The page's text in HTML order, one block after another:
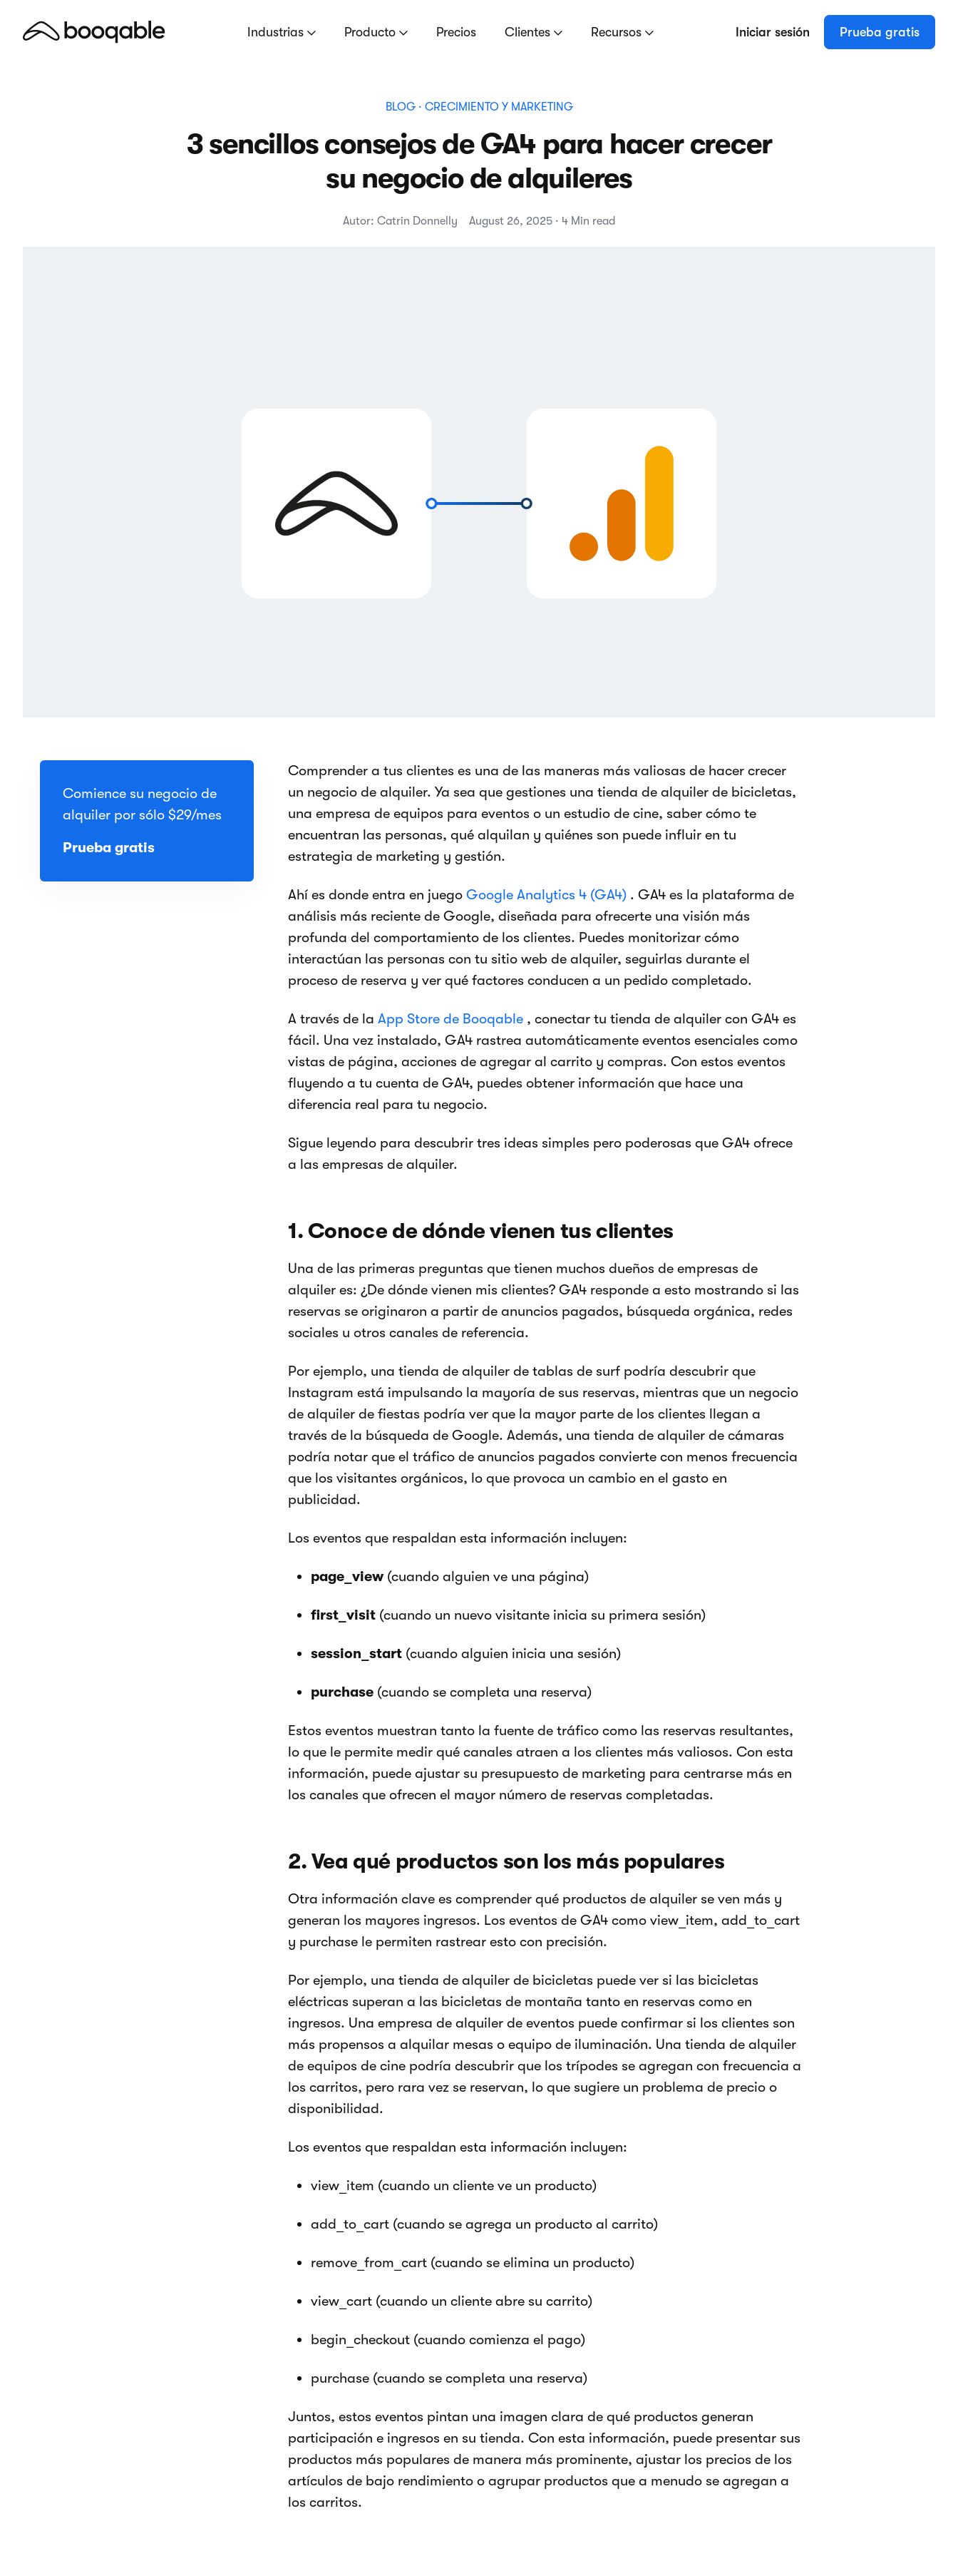
Industrias Producto Precios Clientes Recursos Iniciar sesión Prueba gratis
BLOG· CRECIMIENTO Y MARKETING
3 sencillos consejos de GA4 para hacer crecer
su negocio de alquileres
Autor: Catrin Donnelly August 26, 2025 · 4 Min read
Comience su negocio de
alquiler por sólo $29/mes
Prueba gratis
Comprender a tus clientes es una de las maneras más valiosas de hacer crecer
un negocio de alquiler. Ya sea que gestiones una tienda de alquiler de bicicletas,
una empresa de equipos para eventos o un estudio de cine, saber cómo te
encuentran las personas, qué alquilan y quiénes son puede influir en tu
estrategia de marketing y gestión.
Ahí es donde entra en juego Google Analytics 4 (GA4) . GA4 es la plataforma de
análisis más reciente de Google, diseñada para ofrecerte una visión más
profunda del comportamiento de los clientes. Puedes monitorizar cómo
interactúan las personas con tu sitio web de alquiler, seguirlas durante el
proceso de reserva y ver qué factores conducen a un pedido completado.
A través de la App Store de Booqable , conectar tu tienda de alquiler con GA4 es
fácil. Una vez instalado, GA4 rastrea automáticamente eventos esenciales como
vistas de página, acciones de agregar al carrito y compras. Con estos eventos
fluyendo a tu cuenta de GA4, puedes obtener información que hace una
diferencia real para tu negocio.
Sigue leyendo para descubrir tres ideas simples pero poderosas que GA4 ofrece
a las empresas de alquiler.
1. Conoce de dónde vienen tus clientes
Una de las primeras preguntas que tienen muchos dueños de empresas de
alquiler es: ¿De dónde vienen mis clientes? GA4 responde a esto mostrando si las
reservas se originaron a partir de anuncios pagados, búsqueda orgánica, redes
sociales u otros canales de referencia.
Por ejemplo, una tienda de alquiler de tablas de surf podría descubrir que
Instagram está impulsando la mayoría de sus reservas, mientras que un negocio
de alquiler de fiestas podría ver que la mayor parte de los clientes llegan a
través de la búsqueda de Google. Además, una tienda de alquiler de cámaras
podría notar que el tráfico de anuncios pagados convierte con menos frecuencia
que los visitantes orgánicos, lo que provoca un cambio en el gasto en
publicidad.
Los eventos que respaldan esta información incluyen:
page_view (cuando alguien ve una página)
first_visit (cuando un nuevo visitante inicia su primera sesión)
session_start (cuando alguien inicia una sesión)
purchase (cuando se completa una reserva)
Estos eventos muestran tanto la fuente de tráfico como las reservas resultantes,
lo que le permite medir qué canales atraen a los clientes más valiosos. Con esta
información, puede ajustar su presupuesto de marketing para centrarse más en
los canales que ofrecen el mayor número de reservas completadas.
2. Vea qué productos son los más populares
Otra información clave es comprender qué productos de alquiler se ven más y
generan los mayores ingresos. Los eventos de GA4 como view_item, add_to_cart
y purchase le permiten rastrear esto con precisión.
Por ejemplo, una tienda de alquiler de bicicletas puede ver si las bicicletas
eléctricas superan a las bicicletas de montaña tanto en reservas como en
ingresos. Una empresa de alquiler de eventos puede confirmar si los clientes son
más propensos a alquilar mesas o equipo de iluminación. Una tienda de alquiler
de equipos de cine podría descubrir que los trípodes se agregan con frecuencia a
los carritos, pero rara vez se reservan, lo que sugiere un problema de precio o
disponibilidad.
Los eventos que respaldan esta información incluyen:
view_item (cuando un cliente ve un producto)
add_to_cart (cuando se agrega un producto al carrito)
remove_from_cart (cuando se elimina un producto)
view_cart (cuando un cliente abre su carrito)
begin_checkout (cuando comienza el pago)
purchase (cuando se completa una reserva)
Juntos, estos eventos pintan una imagen clara de qué productos generan
participación e ingresos en su tienda. Con esta información, puede presentar sus
productos más populares de manera más prominente, ajustar los precios de los
artículos de bajo rendimiento o agrupar productos que a menudo se agregan a
los carritos.